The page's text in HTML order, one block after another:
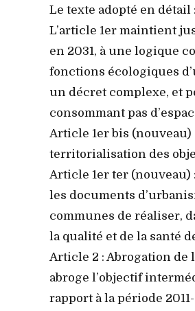
Le texte adopté en détail :
L’article 1er maintient
en 2031, à une logique
fonctions écologiques
un décret complexe, et
consommant pas
Article 1er bis
territorialisation des
Article 1er ter (nouveau)
les documents
communes de réaliser,
la qualité et de la santé
Article 2 : Abrogation de
abroge l’objectif
rapport à la période 2011-